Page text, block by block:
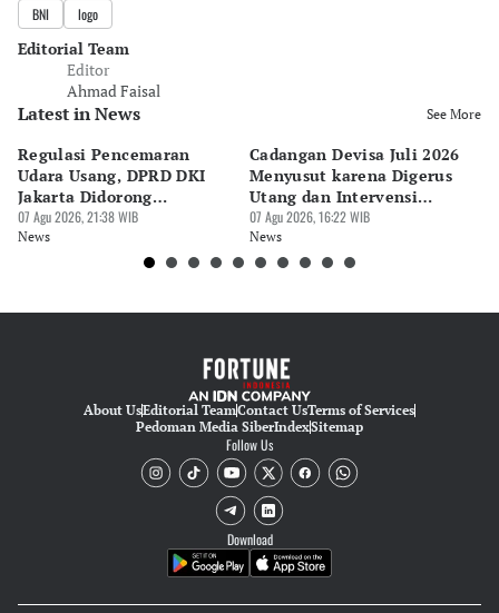
BNI logo
Editorial Team
Editor
Ahmad Faisal
Latest in News See More
Regulasi Pencemaran
Udara Usang, DPRD DKI
Jakarta Didorong
Prioritaskan Revisi Perda
07 Agu 2026, 21:38 WIB
News
Cadangan Devisa Juli 2026
Menyusut karena Digerus
Utang dan Intervensi
Rupiah
07 Agu 2026, 16:22 WIB
News
About UsEditorial TeamContact UsTerms of Services
Pedoman Media SiberIndexSitemap
Follow Us
Download